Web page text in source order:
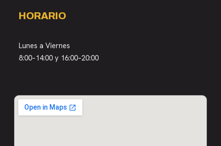
HORARIO
Lunes a Viernes
8:00–14:00 y 16:00–20:00